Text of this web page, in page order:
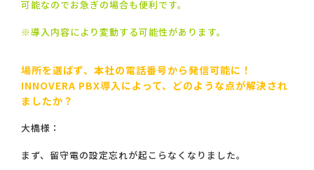
可能なのでお急ぎの場合も便利です。
※導入内容により変動する可能性があります。
場所を選ばず、本社の電話番号から発信可能に！
INNOVERA PBX導入によって、どのような点が解決され
ましたか？
大橋様：
まず、留守電の設定忘れが起こらなくなりました。